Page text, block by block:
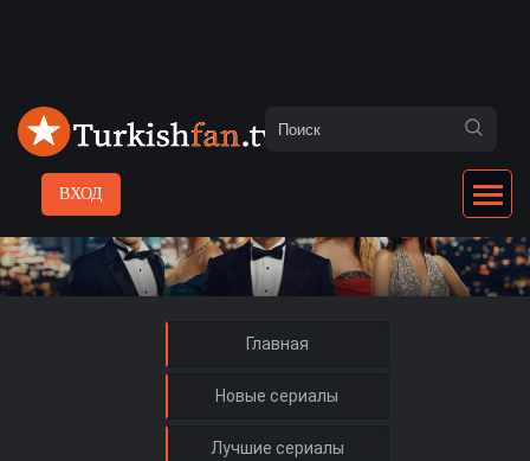
ВХОД
Главная
Новые сериалы
Лучшие сериалы